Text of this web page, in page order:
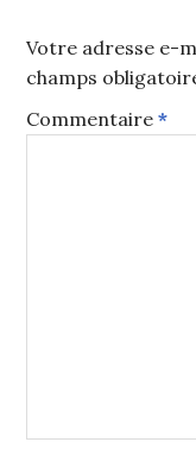
Votre adresse e-
champs
Commentaire*